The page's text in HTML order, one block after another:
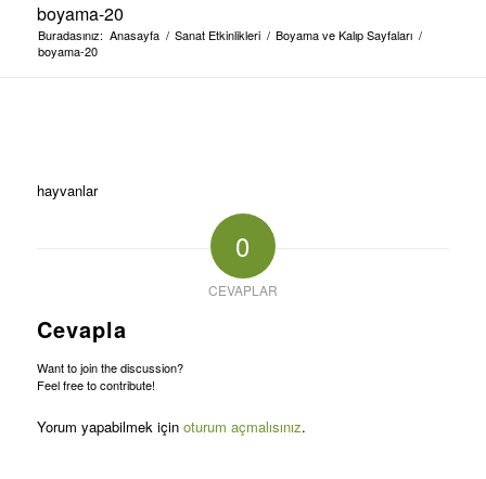
boyama-20
Buradasınız: Anasayfa / Sanat Etkinlikleri / Boyama ve Kalıp Sayfaları /
boyama-20
hayvanlar
0
CEVAPLAR
Cevapla
Want to join the discussion?
Feel free to contribute!
Yorum yapabilmek için oturum açmalısınız.